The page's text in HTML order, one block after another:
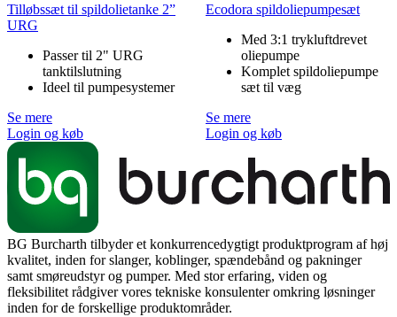
Tilløbssæt til spildolietanke 2”
URG
Passer til 2" URG
tanktilslutning
Ideel til pumpesystemer
Se mere
Login og køb
Ecodora spildoliepumpesæt
Med 3:1 trykluftdrevet
oliepumpe
Komplet spildoliepumpe
sæt til væg
Se mere
Login og køb
BG Burcharth tilbyder et konkurrencedygtigt produktprogram af høj
kvalitet, inden for slanger, koblinger, spændebånd og pakninger
samt smøreudstyr og pumper. Med stor erfaring, viden og
fleksibilitet rådgiver vores tekniske konsulenter omkring løsninger
inden for de forskellige produktområder.